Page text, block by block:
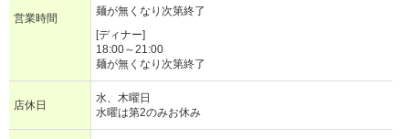
営業時間
麺が無くなり次第終了
[ディナー]
18:00～21:00
麺が無くなり次第終了
店休日
水、木曜日
水曜は第2のみお休み